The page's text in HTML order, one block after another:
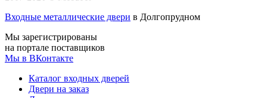
Входные металлические двери в Долгопрудном
Мы зарегистрированы
на портале поставщиков
Мы в ВКонтакте
Каталог входных дверей
Двери на заказ